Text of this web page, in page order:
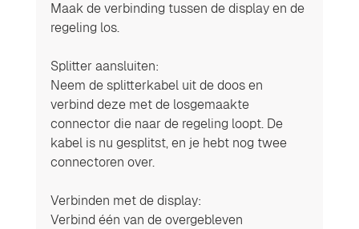
Maak de verbinding tussen de display en de
regeling los.
Splitter aansluiten:
Neem de splitterkabel uit de doos en
verbind deze met de losgemaakte
connector die naar de regeling loopt. De
kabel is nu gesplitst, en je hebt nog twee
connectoren over.
Verbinden met de display:
Verbind één van de overgebleven